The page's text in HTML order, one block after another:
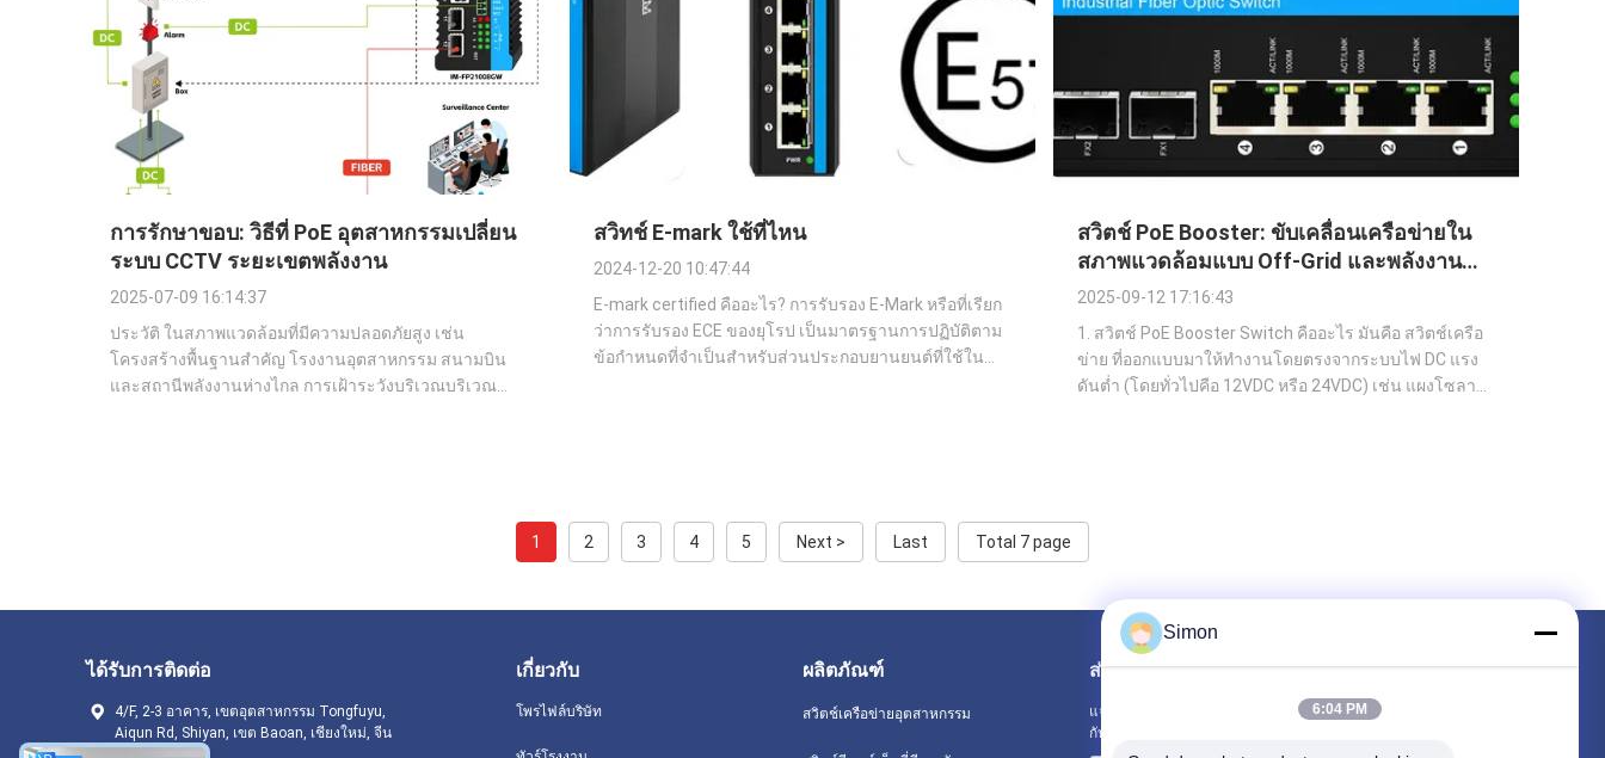
การรักษาขอบ: วิธีที่ PoE อุตสาหกรรมเปลี่ยน
ระบบ CCTV ระยะเขตพลังงาน
2025-07-09 16:14:37
ประวัติ ในสภาพแวดล้อมที่มีความปลอดภัยสูง เช่น
โครงสร้างพื้นฐานสําคัญ โรงงานอุตสาหกรรม สนามบิน
และสถานีพลังงานห่างไกล การเฝ้าระวังบริเวณบริเวณ
สวิทช์ E-mark ใช้ที่ไหน
2024-12-20 10:47:44
E-mark certified คืออะไร? การรับรอง E-Mark หรือที่เรียก
ว่าการรับรอง ECE ของยุโรป เป็นมาตรฐานการปฏิบัติตาม
ข้อกำหนดที่จำเป็นสำหรับส่วนประกอบยานยนต์ที่ใช้ใน
สวิตช์ PoE Booster: ขับเคลื่อนเครือข่ายใน
สภาพแวดล้อมแบบ Off-Grid และพลังงาน
แสงอาทิตย์
2025-09-12 17:16:43
1. สวิตช์ PoE Booster Switch คืออะไร มันคือ สวิตช์เครือ
ข่าย ที่ออกแบบมาให้ทำงานโดยตรงจากระบบไฟ DC แรง
ดันต่ำ (โดยทั่วไปคือ 12VDC หรือ 24VDC) เช่น แผงโซลาร์
1 2 3 4 5 Next > Last Total 7 page
ได้รับการติดต่อ
4/F, 2-3 อาคาร, เขตอุตสาหกรรม Tongfuyu,
Aiqun Rd, Shiyan, เขต Baoan, เชียงใหม่, จีน
เกี่ยวกับ
โพรไฟล์บริษัท
ผลิตภัณฑ์
สวิตช์เครือข่ายอุตสาหกรรม
ส่งจดหมายถึงเรา
แจ้งให้เราทราบความต้องการของคุณ เราจะเชื่อมต่อผลิตภัณฑ์ที่ดีที่สุด
กับคุณ
Simon
6:04 PM